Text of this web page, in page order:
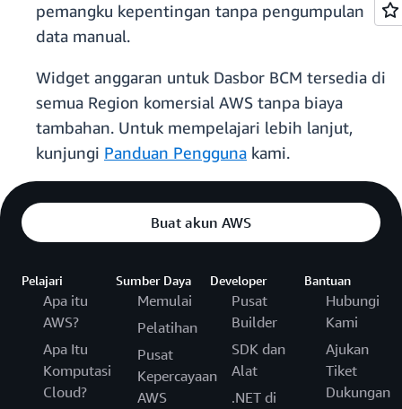
pemangku kepentingan tanpa pengumpulan
data manual.
Widget anggaran untuk Dasbor BCM tersedia di
semua Region komersial AWS tanpa biaya
tambahan. Untuk mempelajari lebih lanjut,
kunjungi Panduan Pengguna kami.
Buat akun AWS
Pelajari
Apa itu
AWS?
Apa Itu
Komputasi
Cloud?
Sumber Daya
Memulai
Pelatihan
Pusat
Kepercayaan
AWS
Developer
Pusat
Builder
SDK dan
Alat
.NET di
Bantuan
Hubungi
Kami
Ajukan
Tiket
Dukungan